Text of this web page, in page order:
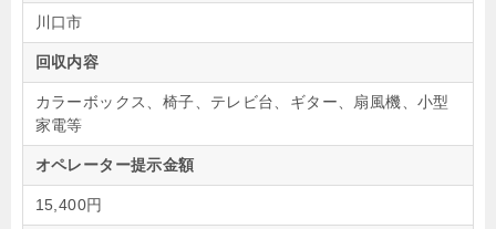
川口市
回収内容
カラーボックス、椅子、テレビ台、ギター、扇風機、小型
家電等
オペレーター提示金額
15,400円